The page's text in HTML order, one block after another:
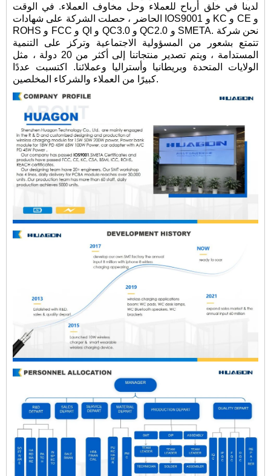
لدينا في خلق أرباح للعملاء وحل مخاوف العملاء. في الوقت
الحاضر ، حصلت الشركة على شهادات IOS9001 و KC و CE و
ROHS و FCC و QI و QC3.0 و QC2.0 و SMETA. نحن شركة
تتمتع بشعور من المسؤولية الاجتماعية وتركز على التنمية
المستدامة ، ويتم تصدير منتجاتنا إلى أكثر من 20 دولة ، مثل
الولايات المتحدة وبريطانيا وأستراليا وعملائنا. اكتسبت عددًا
كبيرًا من العملاء والشركاء المخلصين.